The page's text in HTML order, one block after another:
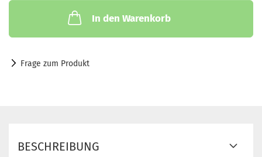
In den Warenkorb
Frage zum Produkt
BESCHREIBUNG